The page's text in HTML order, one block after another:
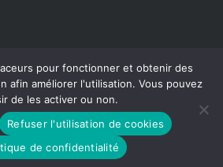
Besançon 2016|Thème Dyad par
WordPress.com
pour fonctionner et obtenir des
afin améliorer l'utilisation. Vous pouvez
de les activer ou non.
Refuser l'utilisation de cookies
de confidentialité